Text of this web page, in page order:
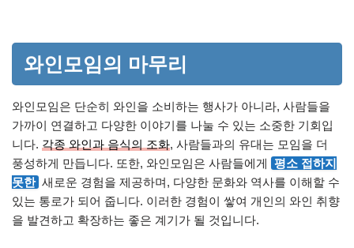
와인모임의 마무리
와인모임은 단순히 와인을 소비하는 행사가 아니라, 사람들을
가까이 연결하고 다양한 이야기를 나눌 수 있는 소중한 기회입
니다. 각종 와인과 음식의 조화, 사람들과의 유대는 모임을 더
풍성하게 만듭니다. 또한, 와인모임은 사람들에게 평소 접하지
못한 새로운 경험을 제공하며, 다양한 문화와 역사를 이해할 수
있는 통로가 되어 줍니다. 이러한 경험이 쌓여 개인의 와인 취향
을 발견하고 확장하는 좋은 계기가 될 것입니다.